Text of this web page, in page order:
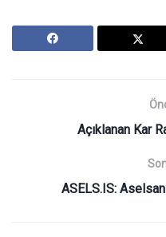
Açıklanan Kar
ASELS.IS: